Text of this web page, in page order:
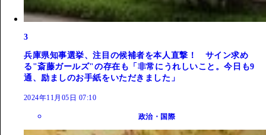
3
兵庫県知事選挙、注目の候補者を本人直撃！ サイン求め
る"斎藤ガールズ"の存在も「非常にうれしいこと。今日も9
通、励ましのお手紙をいただきました」
2024年11月05日 07:10
政治・国際